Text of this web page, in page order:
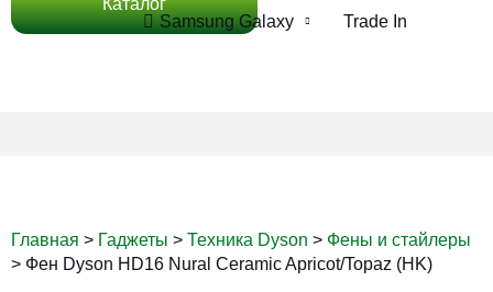
Samsung Galaxy Trade In
Главная > Гаджеты > Техника Dyson > Фены и стайлеры
> Фен Dyson HD16 Nural Ceramic Apricot/Topaz (HK)